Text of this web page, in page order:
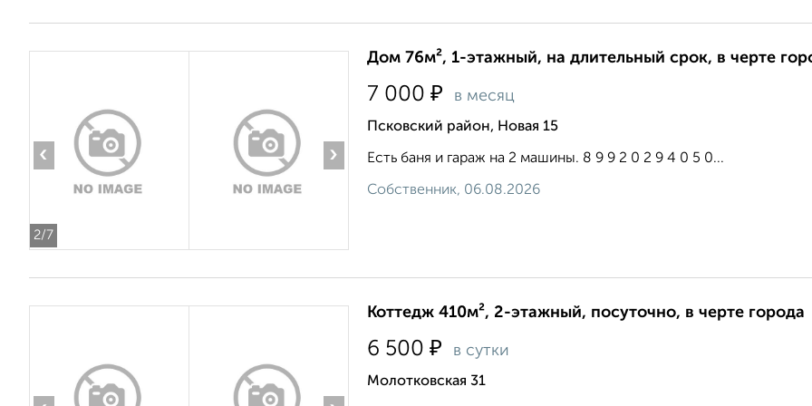
2/7
‹ ›
Дом 76м², 1-этажный, на длительный срок, в черте
7 000 ₽ в месяц
Псковский район, Новая 15
Есть баня и гараж на 2 машины. 8 9 9 2 0 2 9 4 0 5 0...
Собственник, 06.08.2026
Коттедж 410м², 2-этажный, посуточно, в черте города
6 500 ₽ в сутки
Молотковская 31